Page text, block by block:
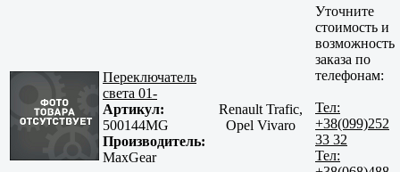
Переключатель
света 01-
Артикул:
500144MG
Производитель:
MaxGear
Renault Trafic,
Opel Vivaro
Уточните
стоимость и
возможность
заказа по
телефонам:
Тел:
+38(099)252
33 32
Тел: